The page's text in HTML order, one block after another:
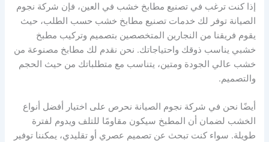
إذا كنت ترغب في تصنيع مطابخ خشب في العين، فإن شركة نجوم
الصيانة توفر لك خدمات تصنيع مطابخ خشب حسب الطلب، حيث
يقوم فريقنا من النجارين المتخصصين بتصميم وتركيب مطبخ
خشبي يناسب ذوقك واحتياجاتك. نحن نقدم لك مطابخ مصنوعة من
خشب عالي الجودة ومتين، يتناسب مع متطلباتك من حيث الحجم
والتصميم.
أيضًا نحن في شركة نجوم الصيانة نحرص على اختيار أفضل أنواع
الخشب لضمان أن المطبخ سيكون مقاومًا للتلف ويدوم لفترة
طويلة. سواء كنت تبحث عن تصميم عصري أو تقليدي، يمكننا توفير